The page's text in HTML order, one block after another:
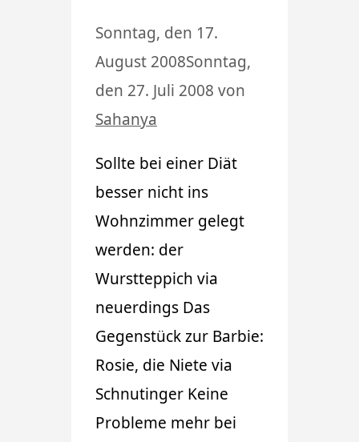
Sonntag, den 17.
August 2008Sonntag,
den 27. Juli 2008 von
Sahanya
Sollte bei einer Diät
besser nicht ins
Wohnzimmer gelegt
werden: der
Wurstteppich via
neuerdings Das
Gegenstück zur Barbie:
Rosie, die Niete via
Schnutinger Keine
Probleme mehr bei